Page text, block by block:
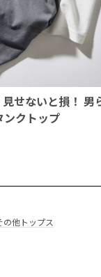
せないと損！ 男
ンクトップ
の他トップス